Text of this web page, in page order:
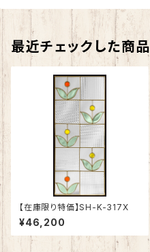
最近チェックした商品
【在庫限り特価】SH-K-317X
¥46,200